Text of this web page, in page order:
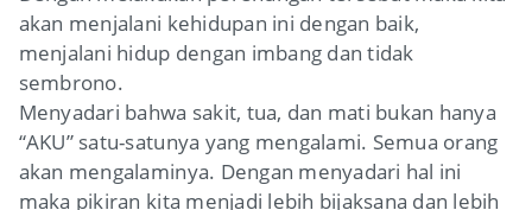
akan menjalani kehidupan ini dengan baik,
menjalani hidup dengan imbang dan tidak
sembrono.
Menyadari bahwa sakit, tua, dan mati bukan hanya
“AKU” satu-satunya yang mengalami. Semua orang
akan mengalaminya. Dengan menyadari hal ini
maka pikiran kita menjadi lebih bijaksana dan lebih